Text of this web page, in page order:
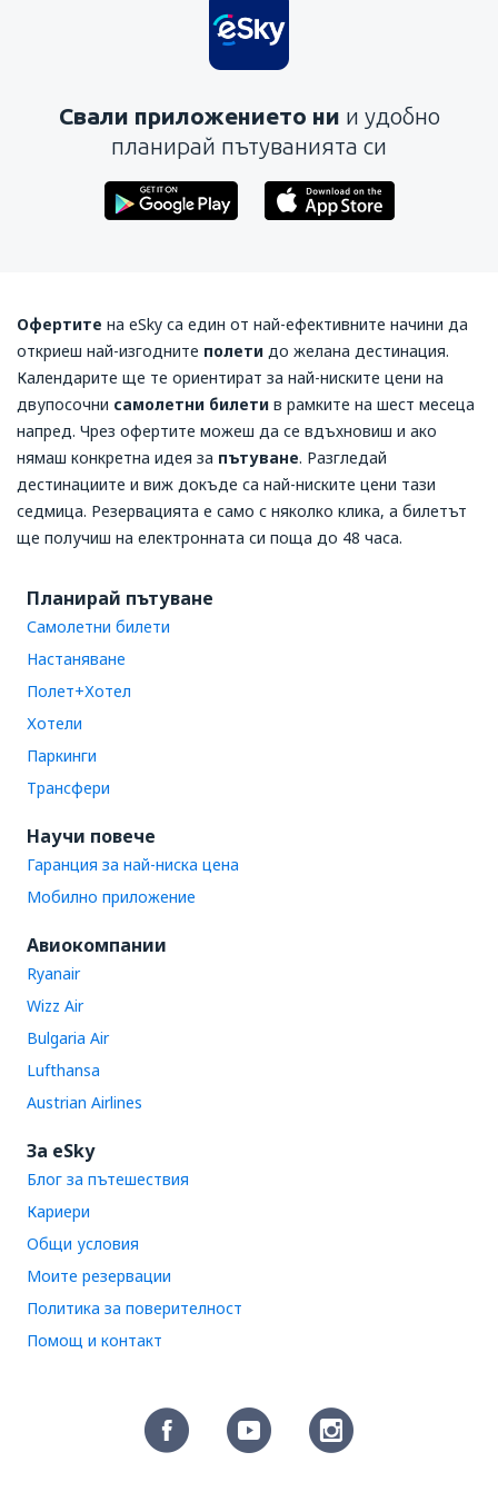
Свали приложението ни и удобно
планирай пътуванията си
Офертите на eSky са един от най-ефективните начини да
откриеш най-изгодните полети до желана дестинация.
Календарите ще те ориентират за най-ниските цени на
двупосочни самолетни билети в рамките на шест месеца
напред. Чрез офертите можеш да се вдъхновиш и ако
нямаш конкретна идея за пътуване. Разгледай
дестинациите и виж докъде са най-ниските цени тази
седмица. Резервацията е само с няколко клика, а билетът
ще получиш на електронната си поща до 48 часа.
Планирай пътуване
Самолетни билети
Настаняване
Полет+Хотел
Хотели
Паркинги
Трансфери
Научи повече
Гаранция за най-ниска цена
Мобилно приложение
Авиокомпании
Ryanair
Wizz Air
Bulgaria Air
Lufthansa
Austrian Airlines
За eSky
Блог за пътешествия
Кариери
Общи условия
Моите резервации
Политика за поверителност
Помощ и контакт